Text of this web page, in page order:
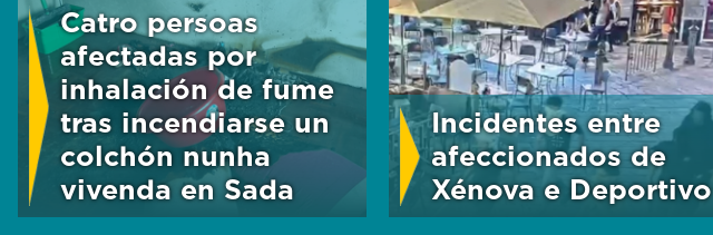
Catro persoas
afectadas por
inhalación de fume
tras incendiarse un
colchón nunha
vivenda en Sada
Incidentes entre
afeccionados de
Xénova e Deportivo